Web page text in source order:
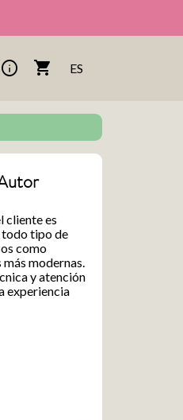
info shopping_cart ES
cliente es
todo tipo de
como
modernas.
y atención
experiencia